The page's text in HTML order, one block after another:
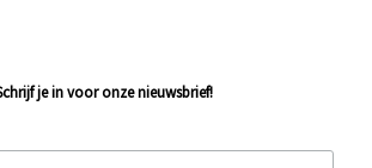
je in voor onze nieuwsbrief!